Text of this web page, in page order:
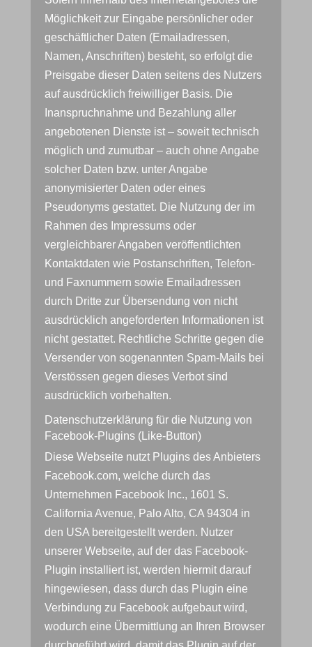
Möglichkeit zur Eingabe persönlicher oder
geschäftlicher Daten (Emailadressen,
Namen, Anschriften) besteht, so erfolgt die
Preisgabe dieser Daten seitens des Nutzers
auf ausdrücklich freiwilliger Basis. Die
Inanspruchnahme und Bezahlung aller
angebotenen Dienste ist – soweit technisch
möglich und zumutbar – auch ohne Angabe
solcher Daten bzw. unter Angabe
anonymisierter Daten oder eines
Pseudonyms gestattet. Die Nutzung der im
Rahmen des Impressums oder
vergleichbarer Angaben veröffentlichten
Kontaktdaten wie Postanschriften, Telefon-
und Faxnummern sowie Emailadressen
durch Dritte zur Übersendung von nicht
ausdrücklich angeforderten Informationen ist
nicht gestattet. Rechtliche Schritte gegen die
Versender von sogenannten Spam-Mails bei
Verstössen gegen dieses Verbot sind
ausdrücklich vorbehalten.
Datenschutzerklärung für die Nutzung von
Facebook-Plugins (Like-Button)
Diese Webseite nutzt Plugins des Anbieters
Facebook.com, welche durch das
Unternehmen Facebook Inc., 1601 S.
California Avenue, Palo Alto, CA 94304 in
den USA bereitgestellt werden. Nutzer
unserer Webseite, auf der das Facebook-
Plugin installiert ist, werden hiermit darauf
hingewiesen, dass durch das Plugin eine
Verbindung zu Facebook aufgebaut wird,
wodurch eine Übermittlung an Ihren Browser